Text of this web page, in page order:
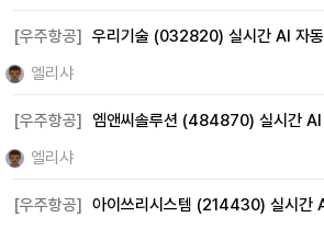
[우주항공] 우리기술 (032820) 실시간 AI 자
엘리샤
[우주항공] 엠앤씨솔루션 (484870) 실시간
엘리샤
[우주항공] 아이쓰리시스템 (214430) 실시간